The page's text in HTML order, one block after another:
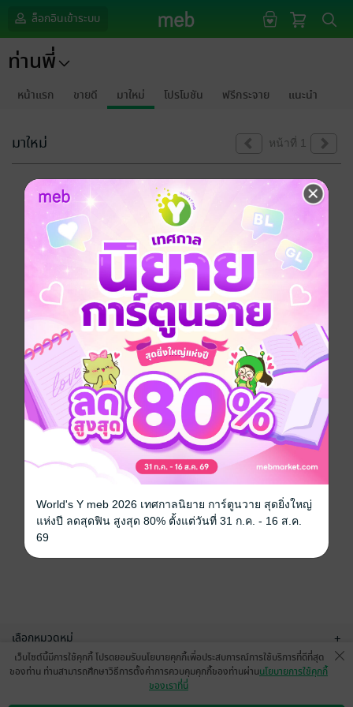
ล็อกอินเข้าระบบ
ท่านพี่
หน้าแรก ขายดี มาใหม่ โปรโมชัน ฟรีกระจาย แนะนำ
มาใหม่ หน้าที่ 1
ขออภัยด้วยนะคะ
ไม่พบข้อมูลในหัวข้อที่คุณกำลังชมค่ะ
เลือกหมวดหมู่ +
บริการช่วยเหลือ
เว็บไซต์นี้มีการใช้คุกกี้ โปรดยอมรับนโยบายคุกกี้เพื่อประสบการณ์การใช้บริการที่ดีที่สุด
ของท่าน ท่านสามารถศึกษาวิธีการตั้งค่าการควบคุมคุกกี้ของท่านผ่านนโยบายการใช้คุกกี้
ของเราที่นี่
World's Y meb 2026 เทศกาลนิยาย การ์ตูนวาย สุดยิ่งใหญ่
แห่งปี ลดสุดฟิน สูงสุด 80% ตั้งแต่วันที่ 31 ก.ค. - 16 ส.ค.
69